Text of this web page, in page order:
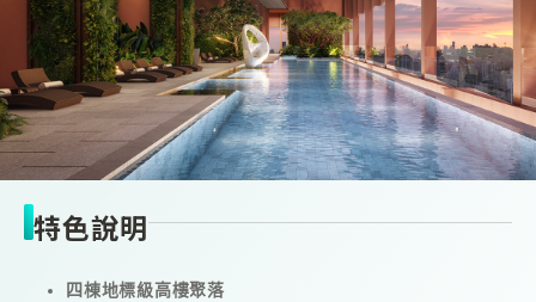
特色說明
四棟地標級高樓聚落